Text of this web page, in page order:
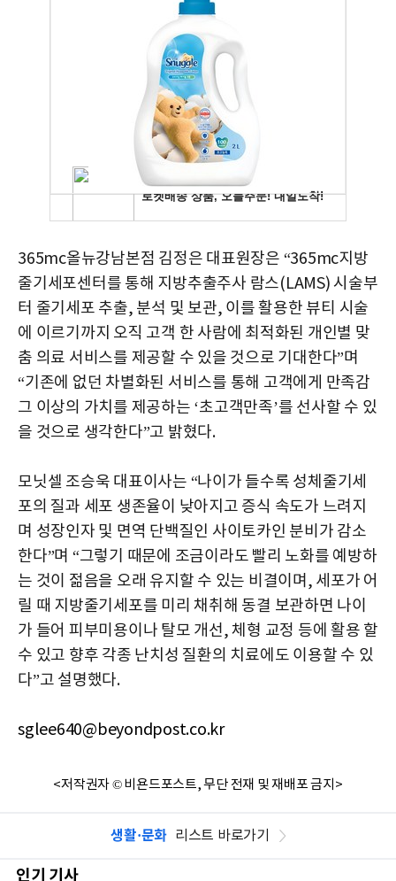
365mc올뉴강남본점 김정은 대표원장은 “365mc지방
줄기세포센터를 통해 지방추출주사 람스(LAMS) 시술부
터 줄기세포 추출, 분석 및 보관, 이를 활용한 뷰티 시술
에 이르기까지 오직 고객 한 사람에 최적화된 개인별 맞
춤 의료 서비스를 제공할 수 있을 것으로 기대한다”며
“기존에 없던 차별화된 서비스를 통해 고객에게 만족감
그 이상의 가치를 제공하는 ‘초고객만족’를 선사할 수 있
을 것으로 생각한다”고 밝혔다.
모닛셀 조승욱 대표이사는 “나이가 들수록 성체줄기세
포의 질과 세포 생존율이 낮아지고 증식 속도가 느려지
며 성장인자 및 면역 단백질인 사이토카인 분비가 감소
한다”며 “그렇기 때문에 조금이라도 빨리 노화를 예방하
는 것이 젊음을 오래 유지할 수 있는 비결이며, 세포가 어
릴 때 지방줄기세포를 미리 채취해 동결 보관하면 나이
가 들어 피부미용이나 탈모 개선, 체형 교정 등에 활용 할
수 있고 향후 각종 난치성 질환의 치료에도 이용할 수 있
다”고 설명했다.
sglee640@beyondpost.co.kr
<저작권자 © 비욘드포스트, 무단 전재 및 재배포 금지>
생활·문화 리스트 바로가기
인기 기사